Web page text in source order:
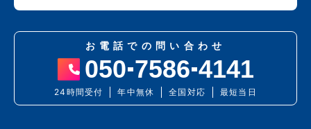
お電話での問い合わせ
050 7586 4141
24時間受付 年中無休 全国対応 最短当日